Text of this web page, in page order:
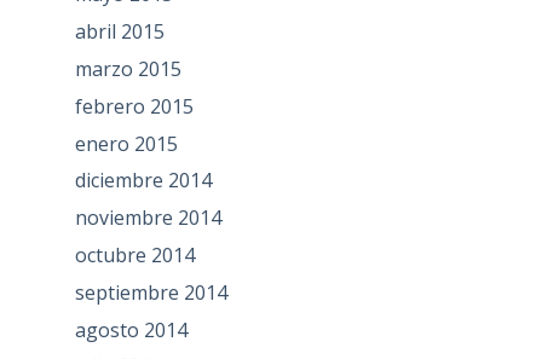
abril 2015
marzo 2015
febrero 2015
enero 2015
diciembre 2014
noviembre 2014
octubre 2014
septiembre 2014
agosto 2014